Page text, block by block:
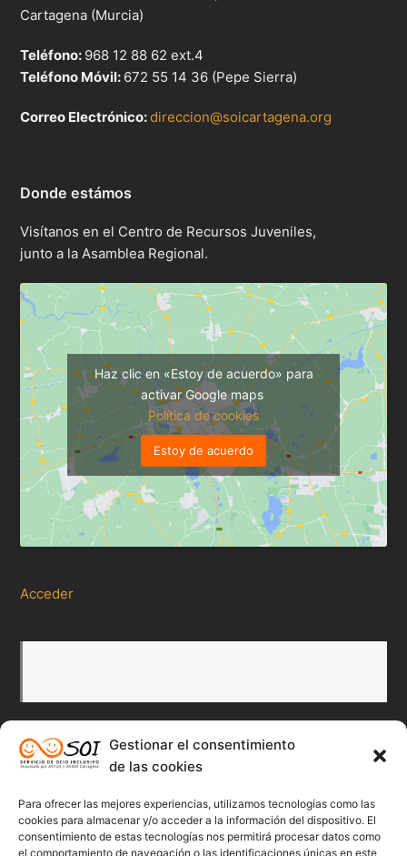
Gestionar el consentimiento
de las cookies
Para ofrecer las mejores experiencias, utilizamos tecnologías como las
cookies para almacenar y/o acceder a la información del dispositivo. El
consentimiento de estas tecnologías nos permitirá procesar datos como
el comportamiento de navegación o las identificaciones únicas en este
Cartagena (Murcia)
Teléfono: 968 12 88 62 ext.4
Teléfono Móvil: 672 55 14 36 (Pepe Sierra)
Correo Electrónico:direccion@soicartagena.org
Donde estámos
Visítanos en el Centro de Recursos Juveniles,
junto a la Asamblea Regional.
Haz clic en «Estoy de acuerdo» para
activar Google maps
Política de cookies
Estoy de acuerdo
Acceder
Redes Sociales
Twitter
Facebook